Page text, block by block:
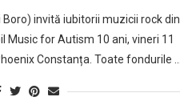
Boro) invită iubitorii muzicii rock din
Music for Autism 10 ani, vineri 11
Constanța. Toate fondurile …